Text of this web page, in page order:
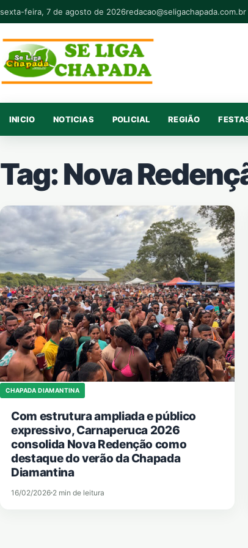
Pular para o conteúdo
sexta-feira, 7 de agosto de 2026redacao@seligachapada.com.br
INICIO NOTICIAS POLICIAL REGIÃO
Tag:Nova
CHAPADA DIAMANTINA
Com estrutura ampliada e público
expressivo, Carnaperuca 2026
consolida Nova Redenção como
destaque do verão da Chapada
Diamantina
16/02/2026 2 min de leitura